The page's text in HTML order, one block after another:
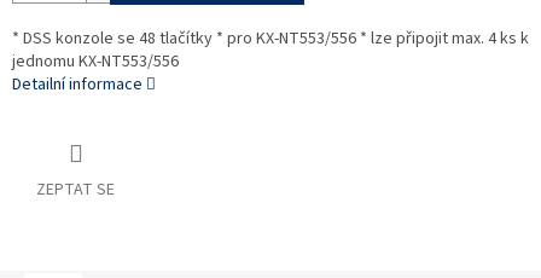
* DSS konzole se 48 tlačítky * pro KX-NT553/556 * lze připojit max. 4 ks k
jednomu KX-NT553/556
Detailní informace
ZEPTAT SE